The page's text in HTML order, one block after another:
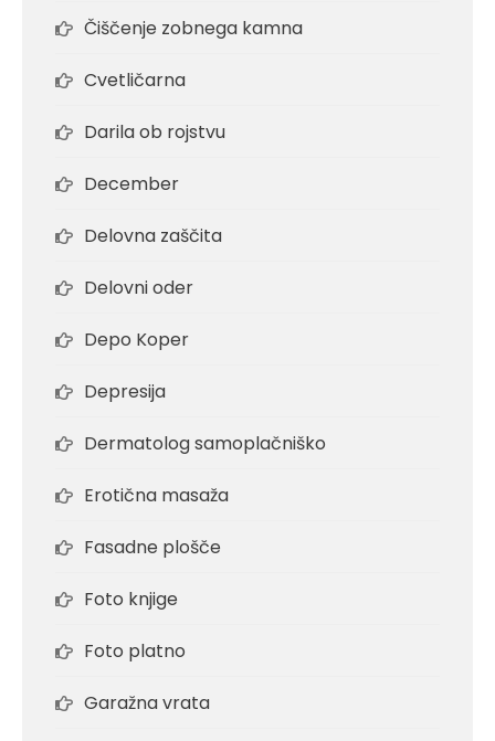
Čiščenje zobnega kamna
Cvetličarna
Darila ob rojstvu
December
Delovna zaščita
Delovni oder
Depo Koper
Depresija
Dermatolog samoplačniško
Erotična masaža
Fasadne plošče
Foto knjige
Foto platno
Garažna vrata